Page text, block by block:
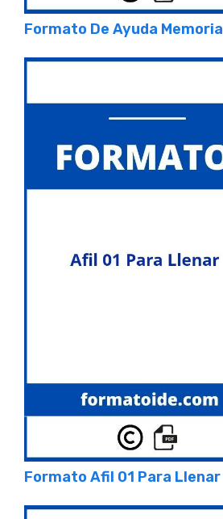
Formato De Ayuda Memoria
Formato Afil 01 Para Llenar